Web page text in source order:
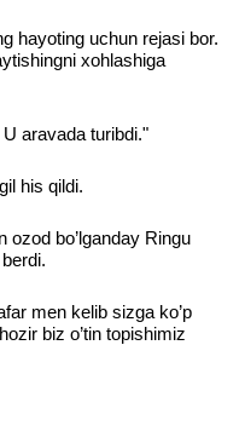
hayoting uchun rejasi bor.
xohlashiga
U aravada turibdi."
his qildi.
ozod bo’lganday Ringu
men kelib sizga ko’p
biz o’tin topishimiz